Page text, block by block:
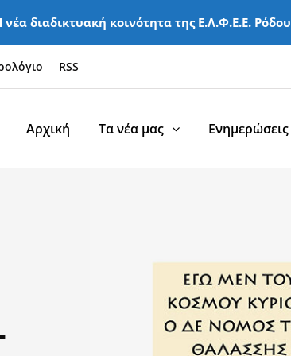
νέα διαδικτυακή κοινότητα της Ε.Λ.Φ.Ε.Ε. Ρόδου
RSS
Αρχική Τα νέα μας Ενημερώσεις